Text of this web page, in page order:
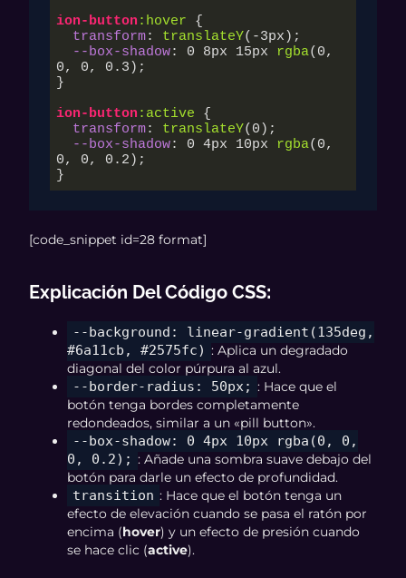
ion-button :hover {
transform: translateY(-3px );
--box-shadow: 0 8px 15px rgba( 0
0, 0, 0.3 );
}
ion-button :active {
transform: translateY( 0 );
--box-shadow: 0 4px 10px rgba( 0
0, 0, 0.2 );
}
[code_snippet id=28 format]
Explicación Del Código CSS:
--background: linear-gradient(135deg,
#6a11cb, #2575fc) : Aplica un degradado
diagonal del color púrpura al azul.
--border-radius: 50px; : Hace que el
botón tenga bordes completamente
redondeados, similar a un «pill button».
--box-shadow: 0 4px 10px rgba(0, 0,
0, 0.2); : Añade una sombra suave debajo del
botón para darle un efecto de profundidad.
transition : Hace que el botón tenga un
efecto de elevación cuando se pasa el ratón por
encima (hover) y un efecto de presión cuando
se hace clic (active).